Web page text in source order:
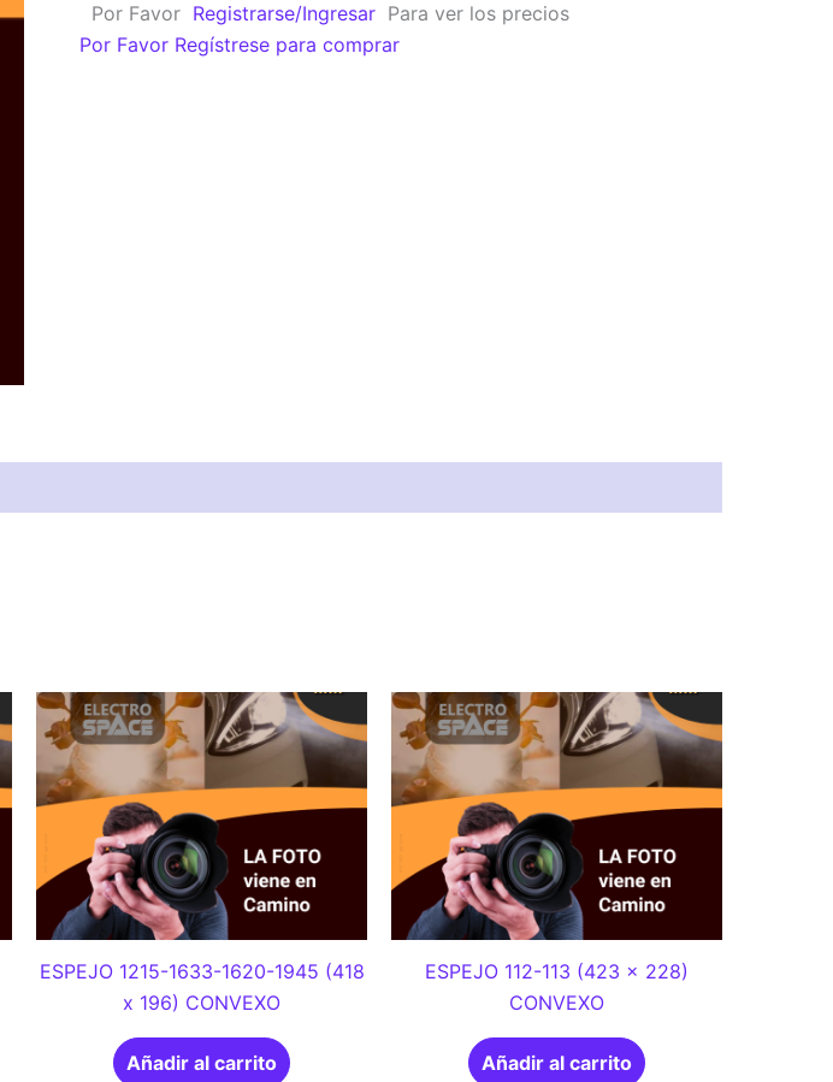
145)
Plano.
Por Favor Registrarse/Ingresar Para ver los precios
Por Favor Regístrese para comprar
ESPEJO 1215-1633-1620-1945 (418
x 196) CONVEXO
Añadir al carrito
ESPEJO 112-113 (423 x 228)
CONVEXO
Añadir al carrito